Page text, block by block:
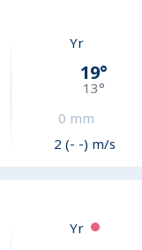
Yr
19°
13°
0 mm
2 (- -) m/s
Yr